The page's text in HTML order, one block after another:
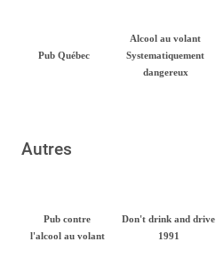
Pub Québec
Alcool au volant
Systematiquement
dangereux
Autres
Pub contre
l'alcool au volant
Don't drink and drive
1991